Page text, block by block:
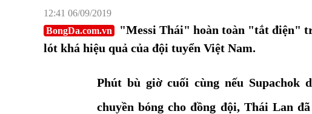
12:41 06/09/2019
BongDa.com.vn
"Messi Thái" hoàn toàn "tắt điện"
lót khá hiệu quả của đội tuyển Việt Nam.
Phút bù giờ cuối cùng nếu Supachok
chuyền bóng cho đồng đội, Thái Lan